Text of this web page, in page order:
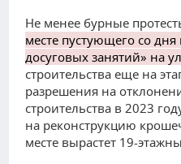
Не менее бурные
месте пустующего со
досуговых занятий» на
строительства еще на
разрешения на
строительства в 2023
на реконструкцию
месте вырастет 19-